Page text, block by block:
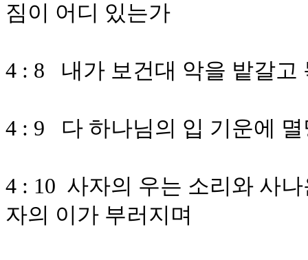
짐이 어디 있는가
4 : 8 내가 보건대 악을 밭갈고
4 : 9 다 하나님의 입 기운에
4 : 10 사자의 우는 소리와 사
자의 이가 부러지며